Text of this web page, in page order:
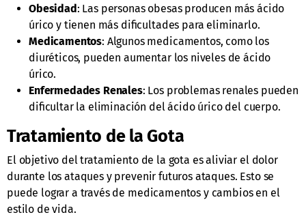
Obesidad: Las personas obesas producen más ácido
úrico y tienen más dificultades para eliminarlo.
Medicamentos: Algunos medicamentos, como los
diuréticos, pueden aumentar los niveles de ácido
úrico.
Enfermedades Renales: Los problemas renales pueden
dificultar la eliminación del ácido úrico del cuerpo.
Tratamiento de la Gota
El objetivo del tratamiento de la gota es aliviar el dolor
durante los ataques y prevenir futuros ataques. Esto se
puede lograr a través de medicamentos y cambios en el
estilo de vida.